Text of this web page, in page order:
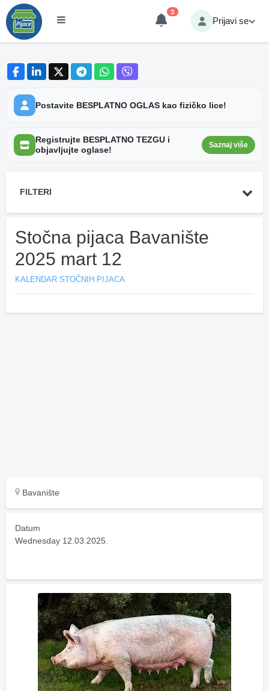
3
Prijavi se
Postavite BESPLATNO OGLAS kao fizičko lice!
Registrujte BESPLATNO TEZGU i
objavljujte oglase!
Saznaj više
FILTERI
Stočna pijaca Bavanište
2025 mart 12
KALENDAR STOČNIH PIJACA
Bavanište
Datum
Wednesday 12.03.2025.